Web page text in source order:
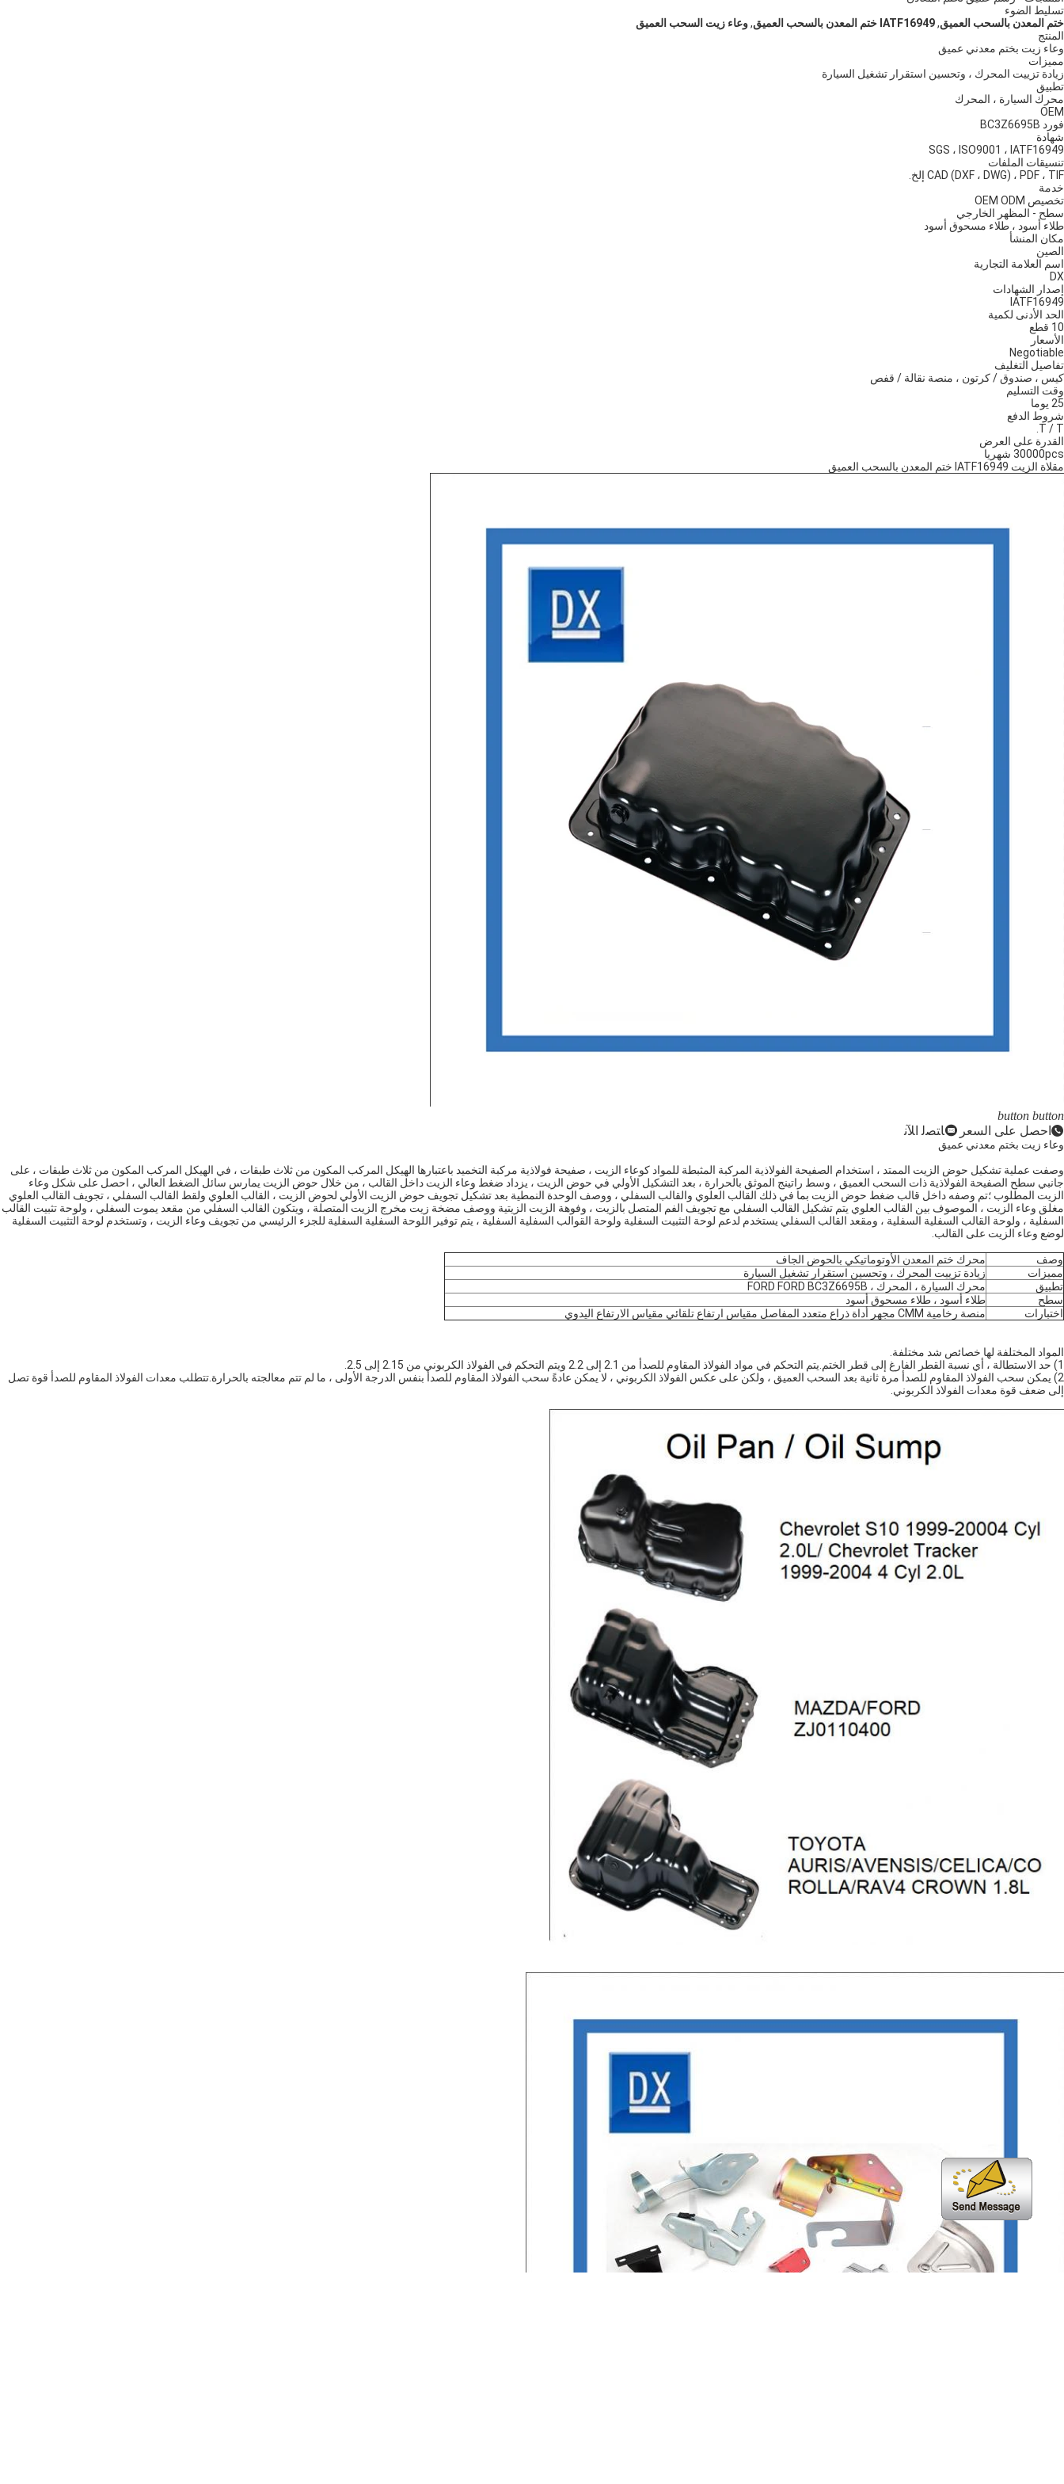
تسليط الضوء
ختم المعدن بالسحب العميق,IATF16949 ختم المعدن بالسحب العميق ,وعاء زيت السحب العميق
المنتج
وعاء زيت بختم معدني عميق
مميزات
زيادة تزييت المحرك ، وتحسين استقرار تشغيل السيارة
تطبيق
محرك السيارة ، المحرك
OEM
فورد BC3Z6695B
شهادة
SGS ، ISO9001 ، IATF16949
تنسيقات الملفات
CAD (DXF ، DWG) ، PDF ، TIF إلخ.
خدمة
تخصيص OEM ODM
سطح - المظهر الخارجي
طلاء أسود ، طلاء مسحوق أسود
مكان المنشأ
الصين
اسم العلامة التجارية
DX
إصدار الشهادات
IATF16949
الحد الأدنى لكمية
10 قطع
الأسعار
Negotiable
تفاصيل التغليف
كيس ، صندوق / كرتون ، منصة نقالة / قفص
وقت التسليم
25 يوما
شروط الدفع
T / T.
القدرة على العرض
30000pcs شهريا
مقلاة الزيت IATF16949 ختم المعدن بالسحب العميق
button button
احصل على السعر
ﺎﺘﺼﻟ ﺍﻶﻧ
وعاء زيت بختم معدني عميق
وصفت عملية تشكيل حوض الزيت الممتد ، استخدام الصفيحة الفولاذية المركبة المثبطة للمواد كوعاء الزيت ، صفيحة فولاذية مركبة التخميد باعتبارها الهيكل المركب المكون من ثلاث طبقات ، في الهيكل المركب المكون من ثلاث طبقات ، على
جانبي سطح الصفيحة الفولاذية ذات السحب العميق ، وسط راتينج الموثق بالحرارة ، بعد التشكيل الأولي في حوض الزيت ، يزداد ضغط وعاء الزيت داخل القالب ، من خلال حوض الزيت يمارس سائل الضغط العالي ، احصل على شكل وعاء
الزيت المطلوب ؛تم وصفه داخل قالب ضغط حوض الزيت بما في ذلك القالب العلوي والقالب السفلي ، ووصف الوحدة النمطية بعد تشكيل تجويف حوض الزيت الأولي لحوض الزيت ، القالب العلوي ولقط القالب السفلي ، تجويف القالب العلوي
مغلق وعاء الزيت ، الموصوف بين القالب العلوي يتم تشكيل القالب السفلي مع تجويف الفم المتصل بالزيت ، وفوهة الزيت الزيتية ووصف مضخة زيت مخرج الزيت المتصلة ، ويتكون القالب السفلي من مقعد يموت السفلي ، ولوحة تثبيت القالب
السفلية ، ولوحة القالب السفلية السفلية ، ومقعد القالب السفلي يستخدم لدعم لوحة التثبيت السفلية ولوحة القوالب السفلية السفلية ، يتم توفير اللوحة السفلية السفلية للجزء الرئيسي من تجويف وعاء الزيت ، وتستخدم لوحة التثبيت السفلية
لوضع وعاء الزيت على القالب.
وصف
محرك ختم المعدن الأوتوماتيكي بالحوض الجاف
مميزات
زيادة تزييت المحرك ، وتحسين استقرار تشغيل السيارة
تطبيق
محرك السيارة ، المحرك ، FORD FORD BC3Z6695B
سطح
طلاء أسود ، طلاء مسحوق أسود
اختبارات
منصة رخامية CMM مجهر أداة ذراع متعدد المفاصل مقياس ارتفاع تلقائي مقياس الارتفاع اليدوي
المواد المختلفة لها خصائص شد مختلفة.
1) حد الاستطالة ، أي نسبة القطر الفارغ إلى قطر الختم.يتم التحكم في مواد الفولاذ المقاوم للصدأ من 2.1 إلى 2.2 ويتم التحكم في الفولاذ الكربوني من 2.15 إلى 2.5.
2) يمكن سحب الفولاذ المقاوم للصدأ مرة ثانية بعد السحب العميق ، ولكن على عكس الفولاذ الكربوني ، لا يمكن عادةً سحب الفولاذ المقاوم للصدأ بنفس الدرجة الأولى ، ما لم تتم معالجته بالحرارة.تتطلب معدات الفولاذ المقاوم للصدأ قوة تصل
إلى ضعف قوة معدات الفولاذ الكربوني.